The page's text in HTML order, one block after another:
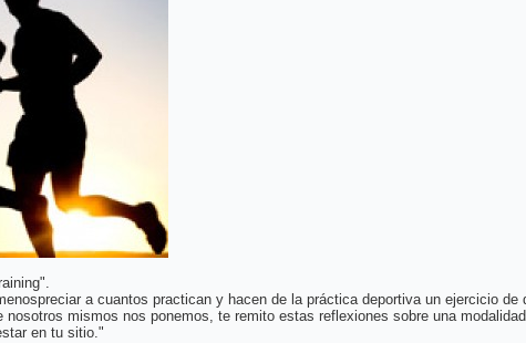
a cuantos practican y hacen de la práctica deportiva un ejercicio
mismos nos ponemos, te remito estas reflexiones sobre una
en tu sitio."